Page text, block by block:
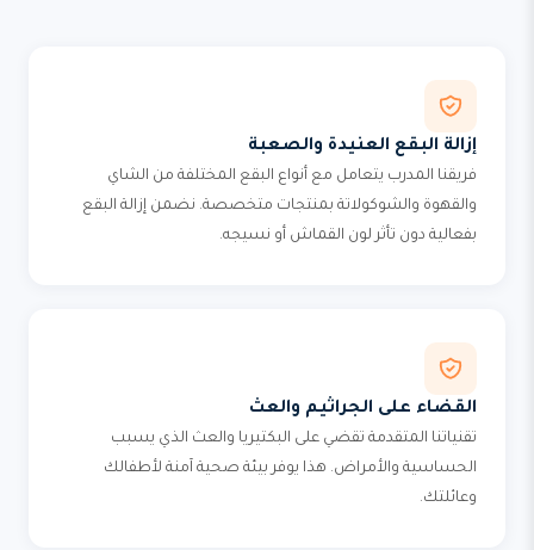
إزالة البقع العنيدة والصعبة
فريقنا المدرب يتعامل مع أنواع البقع المختلفة من الشاي
والقهوة والشوكولاتة بمنتجات متخصصة. نضمن إزالة البقع
بفعالية دون تأثر لون القماش أو نسيجه.
القضاء على الجراثيم والعث
تقنياتنا المتقدمة تقضي على البكتيريا والعث الذي يسبب
الحساسية والأمراض. هذا يوفر بيئة صحية آمنة لأطفالك
وعائلتك.